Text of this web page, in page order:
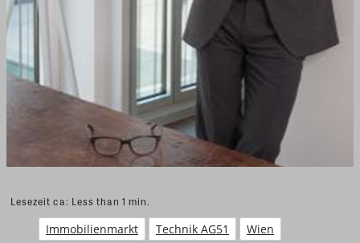
Lesezeit ca: Less than 1 min.
Immobilienmarkt Technik AG51 Wien